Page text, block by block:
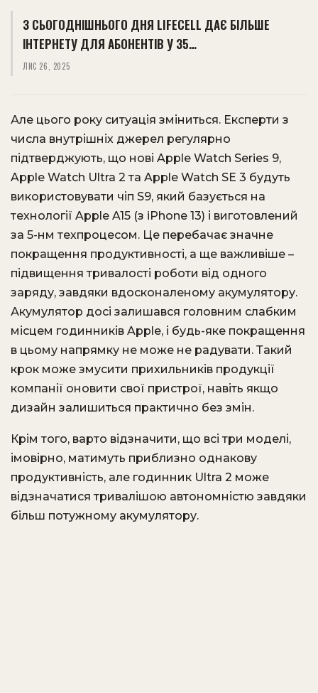
З СЬОГОДНІШНЬОГО ДНЯ LIFECELL ДАЄ БІЛЬШЕ
ІНТЕРНЕТУ ДЛЯ АБОНЕНТІВ У 35…
ЛИС 26, 2025
Але цього року ситуація зміниться. Експерти з
числа внутрішніх джерел регулярно
підтверджують, що нові Apple Watch Series 9,
Apple Watch Ultra 2 та Apple Watch SE 3 будуть
використовувати чіп S9, який базується на
технології Apple A15 (з iPhone 13) і виготовлений
за 5-нм техпроцесом. Це перебачає значне
покращення продуктивності, а ще важливіше –
підвищення тривалості роботи від одного
заряду, завдяки вдосконаленому акумулятору.
Акумулятор досі залишався головним слабким
місцем годинників Apple, і будь-яке покращення
в цьому напрямку не може не радувати. Такий
крок може змусити прихильників продукції
компанії оновити свої пристрої, навіть якщо
дизайн залишиться практично без змін.
Крім того, варто відзначити, що всі три моделі,
імовірно, матимуть приблизно однакову
продуктивність, але годинник Ultra 2 може
відзначатися тривалішою автономністю завдяки
більш потужному акумулятору.